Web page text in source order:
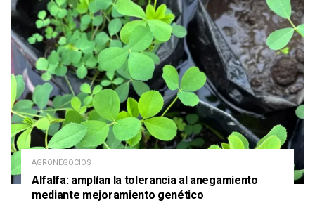
AGRONEGOCIOS
Alfalfa: amplían la tolerancia al anegamiento
mediante mejoramiento genético